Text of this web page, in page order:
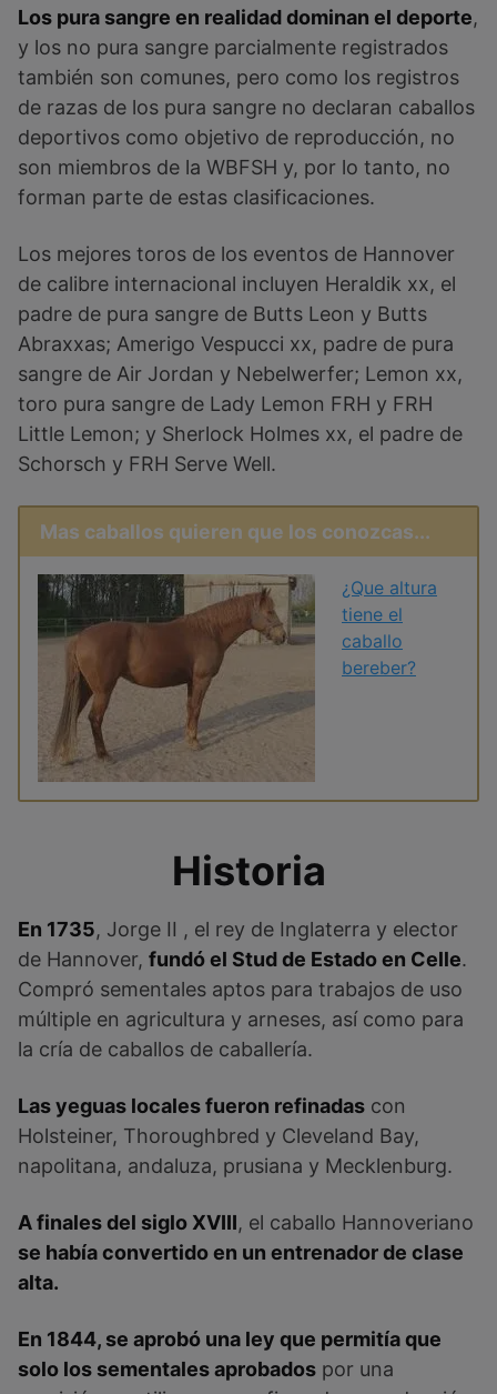
Los pura sangre en realidad dominan el deporte,
y los no pura sangre parcialmente registrados
también son comunes, pero como los registros
de razas de los pura sangre no declaran caballos
deportivos como objetivo de reproducción, no
son miembros de la WBFSH y, por lo tanto, no
forman parte de estas clasificaciones.
Los mejores toros de los eventos de Hannover
de calibre internacional incluyen Heraldik xx, el
padre de pura sangre de Butts Leon y Butts
Abraxxas; Amerigo Vespucci xx, padre de pura
sangre de Air Jordan y Nebelwerfer; Lemon xx,
toro pura sangre de Lady Lemon FRH y FRH
Little Lemon; y Sherlock Holmes xx, el padre de
Schorsch y FRH Serve Well.
Mas caballos quieren que los conozcas...
¿Que altura
tiene el
caballo
bereber?
Historia
En 1735, Jorge II , el rey de Inglaterra y elector
de Hannover, fundó el Stud de Estado en Celle.
Compró sementales aptos para trabajos de uso
múltiple en agricultura y arneses, así como para
la cría de caballos de caballería.
Las yeguas locales fueron refinadas con
Holsteiner, Thoroughbred y Cleveland Bay,
napolitana, andaluza, prusiana y Mecklenburg.
A finales del siglo XVIII, el caballo Hannoveriano
se había convertido en un entrenador de clase
alta.
En 1844, se aprobó una ley que permitía que
solo los sementales aprobados por una